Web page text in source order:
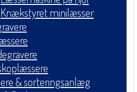
Knækstyret minilæsser
& sorteringsanlæg